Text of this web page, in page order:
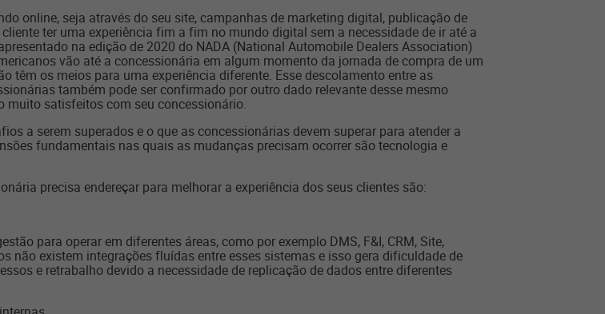
online, seja através do seu site, campanhas de marketing digital, publicação de
ter uma experiência fim a fim no mundo digital sem a necessidade de ir até a
na edição de 2020 do NADA (National Automobile Dealers Association)
vão até a concessionária em algum momento da jornada de compra de um
têm os meios para uma experiência diferente. Esse descolamento entre as
também pode ser confirmado por outro dado relevante desse mesmo
muito satisfeitos com seu concessionário.
a serem superados e o que as concessionárias devem superar para atender a
fundamentais nas quais as mudanças precisam ocorrer são tecnologia e
precisa endereçar para melhorar a experiência dos seus clientes são:
para operar em diferentes áreas, como por exemplo DMS, F&I, CRM, Site,
não existem integrações fluídas entre esses sistemas e isso gera dificuldade de
e retrabalho devido a necessidade de replicação de dados entre diferentes